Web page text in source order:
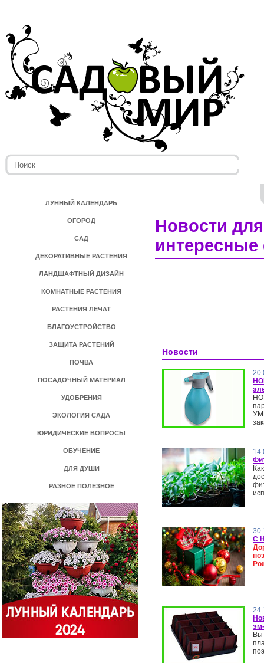
ЛУННЫЙ КАЛЕНДАРЬ
ОГОРОД
САД
ДЕКОРАТИВНЫЕ РАСТЕНИЯ
ЛАНДШАФТНЫЙ ДИЗАЙН
КОМНАТНЫЕ РАСТЕНИЯ
РАСТЕНИЯ ЛЕЧАТ
БЛАГОУСТРОЙСТВО
ЗАЩИТА РАСТЕНИЙ
ПОЧВА
ПОСАДОЧНЫЙ МАТЕРИАЛ
УДОБРЕНИЯ
ЭКОЛОГИЯ САДА
ЮРИДИЧЕСКИЕ ВОПРОСЫ
ОБУЧЕНИЕ
ДЛЯ ДУШИ
РАЗНОЕ ПОЛЕЗНОЕ
Новости
Новости
С
Вы